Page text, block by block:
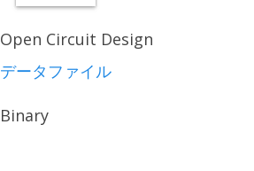
Open Circuit Design
データファイル
Binary